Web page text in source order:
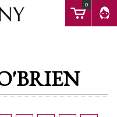
0